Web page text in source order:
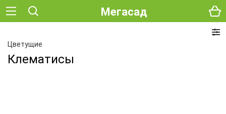
Мегасад
Цветущие
Клематисы